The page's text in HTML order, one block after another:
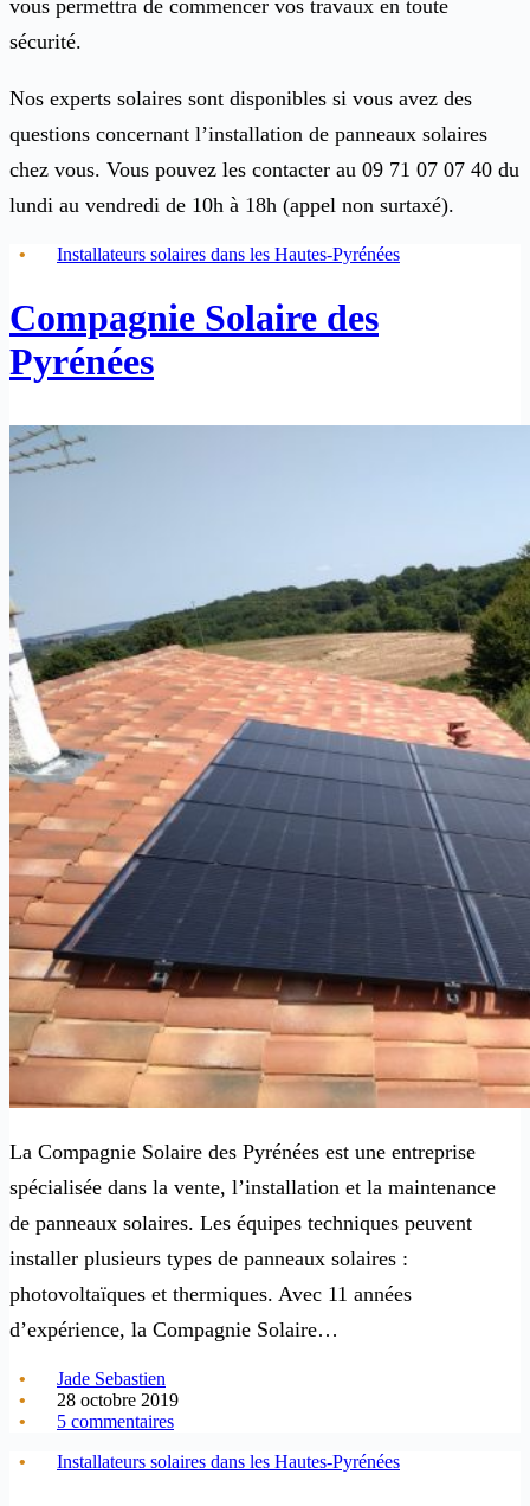
vous permettra de commencer vos travaux en toute
sécurité.
Nos experts solaires sont disponibles si vous avez des
questions concernant l’installation de panneaux solaires
chez vous. Vous pouvez les contacter au 09 71 07 07 40 du
lundi au vendredi de 10h à 18h (appel non surtaxé).
Installateurs solaires dans les Hautes-Pyrénées
Compagnie Solaire des
Pyrénées
La Compagnie Solaire des Pyrénées est une entreprise
spécialisée dans la vente, l’installation et la maintenance
de panneaux solaires. Les équipes techniques peuvent
installer plusieurs types de panneaux solaires :
photovoltaïques et thermiques. Avec 11 années
d’expérience, la Compagnie Solaire…
Jade Sebastien
28 octobre 2019
5 commentaires
Installateurs solaires dans les Hautes-Pyrénées